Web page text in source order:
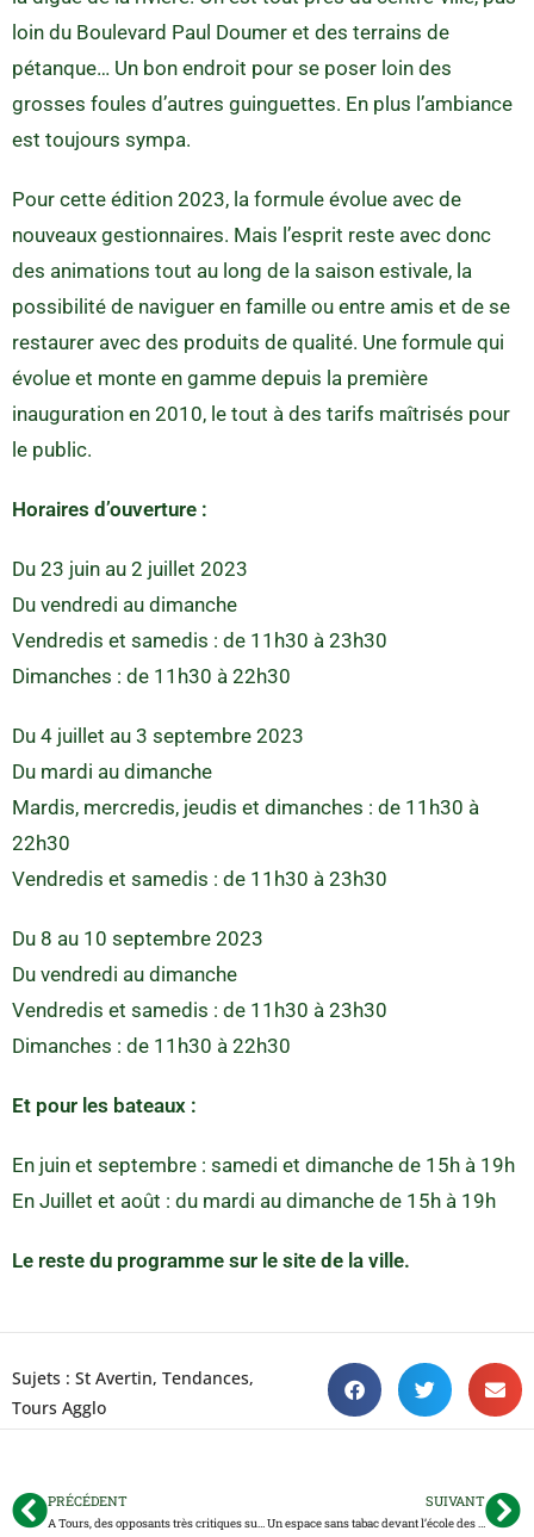
loin du Boulevard Paul Doumer et des terrains de
pétanque… Un bon endroit pour se poser loin des
grosses foules d’autres guinguettes. En plus l’ambiance
est toujours sympa.
Pour cette édition 2023, la formule évolue avec de
nouveaux gestionnaires. Mais l’esprit reste avec donc
des animations tout au long de la saison estivale, la
possibilité de naviguer en famille ou entre amis et de se
restaurer avec des produits de qualité. Une formule qui
évolue et monte en gamme depuis la première
inauguration en 2010, le tout à des tarifs maîtrisés pour
le public.
Horaires d’ouverture :
Du 23 juin au 2 juillet 2023
Du vendredi au dimanche
Vendredis et samedis : de 11h30 à 23h30
Dimanches : de 11h30 à 22h30
Du 4 juillet au 3 septembre 2023
Du mardi au dimanche
Mardis, mercredis, jeudis et dimanches : de 11h30 à
22h30
Vendredis et samedis : de 11h30 à 23h30
Du 8 au 10 septembre 2023
Du vendredi au dimanche
Vendredis et samedis : de 11h30 à 23h30
Dimanches : de 11h30 à 22h30
Et pour les bateaux :
En juin et septembre : samedi et dimanche de 15h à 19h
En Juillet et août : du mardi au dimanche de 15h à 19h
Le reste du programme sur le site de la ville.
Sujets : St Avertin, Tendances,
Tours Agglo
PRÉCÉDENT
A Tours, des opposants très critiques sur le maire Emmanuel Denis
SUIVANT
Un espace sans tabac devant l’école des Deux-Lions à Tours